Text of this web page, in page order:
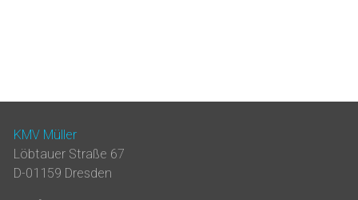
KMV Müller
Löbtauer Straße 67
D-01159 Dresden